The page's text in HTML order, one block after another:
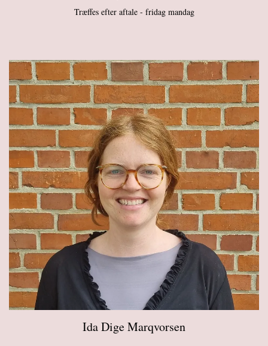
Træffes efter aftale - fridag mandag
Ida Dige Marqvorsen